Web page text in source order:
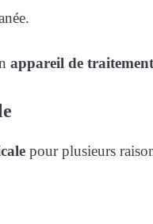
appareil de
pour plusieurs